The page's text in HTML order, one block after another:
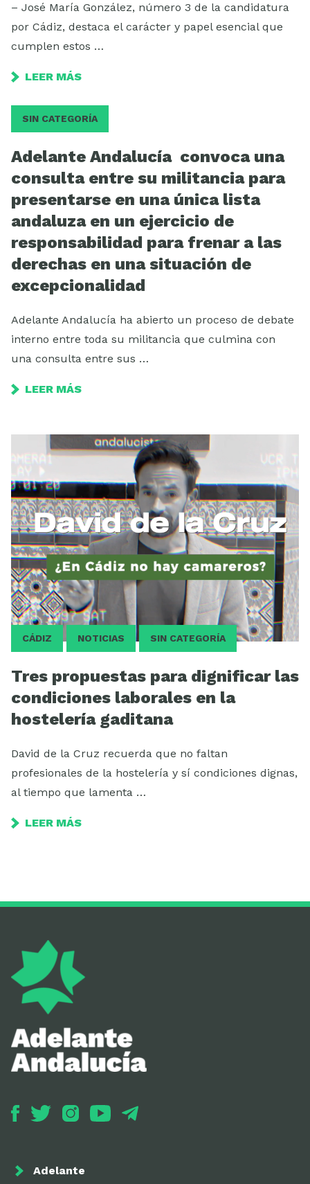
– José María González, número 3 de la candidatura
por Cádiz, destaca el carácter y papel esencial que
cumplen estos …
LEER MÁS
SIN CATEGORÍA
Adelante Andalucía convoca una
consulta entre su militancia para
presentarse en una única lista
andaluza en un ejercicio de
responsabilidad para frenar a las
derechas en una situación de
excepcionalidad
Adelante Andalucía ha abierto un proceso de debate
interno entre toda su militancia que culmina con
una consulta entre sus …
LEER MÁS
CÁDIZ NOTICIAS SIN CATEGORÍA
Tres propuestas para dignificar las
condiciones laborales en la
hostelería gaditana
David de la Cruz recuerda que no faltan
profesionales de la hostelería y sí condiciones dignas,
al tiempo que lamenta …
LEER MÁS
Adelante